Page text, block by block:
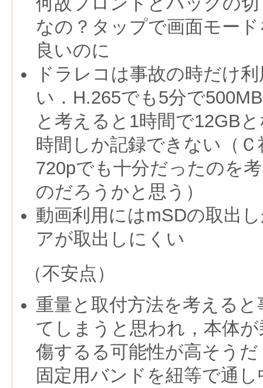
なの？タップで画面モー
良いのに
ドラレコは事故の時だけ
い．H.265でも5分で
と考えると1時間で12GB
時間しか記録できない（
720pでも十分だったのを
のだろうかと思う）
動画利用にはmSDの取出
アが取出しにくい
（不安点）
重量と取付方法を考える
てしまうと思われ，本体
傷するる可能性が高そう
固定用バンドを紐等で通